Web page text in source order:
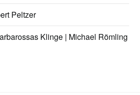
Peltzer
Klinge | Michael Römling